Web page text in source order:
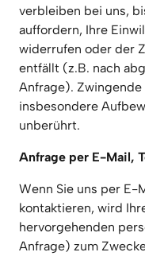
verbleiben bei uns,
auffordern, Ihre
widerrufen oder der
entfällt (z.B. nach
Anfrage).
insbesondere
unberührt.
Anfrage per E-Mail,
Wenn Sie uns per E-
kontaktieren, wird
hervorgehenden
Anfrage) zum